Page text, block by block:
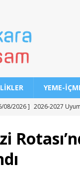
YEME-
08/2026 ] 2026-2027
08/2026 ] Geleceğin